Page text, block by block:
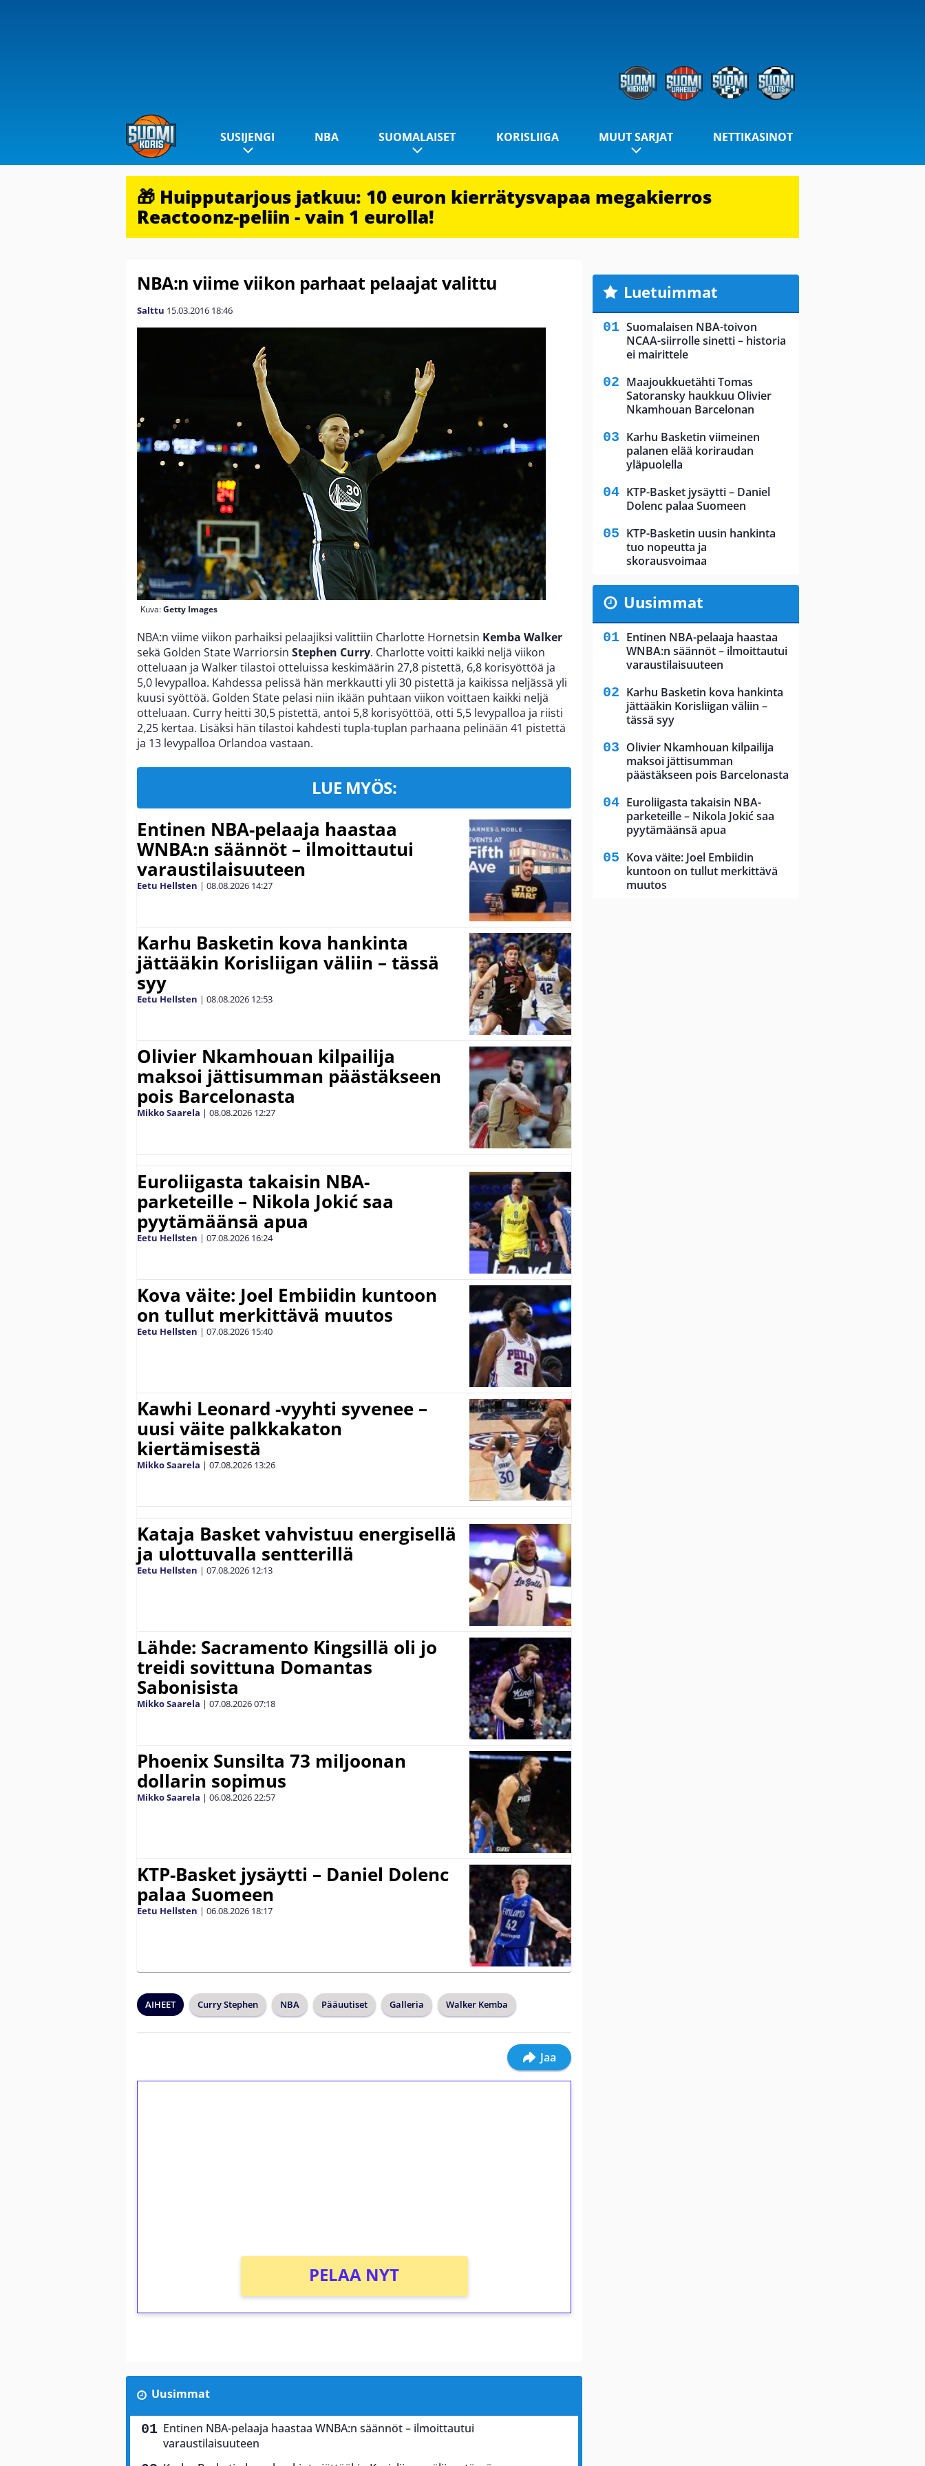
SUSIJENGI NBA SUOMALAISET KORISLIIGA MUUT SARJAT NETTIKASINOT
🎁 Huipputarjous jatkuu: 10 euron kierrätysvapaa megakierros
Reactoonz-peliin - vain 1 eurolla!
NBA:n viime viikon parhaat pelaajat valittu
Salttu 15.03.2016 18:46
Kuva:Getty Images
NBA:n viime viikon parhaiksi pelaajiksi valittiin Charlotte Hornetsin Kemba Walker
sekä Golden State Warriorsin Stephen Curry. Charlotte voitti kaikki neljä viikon
otteluaan ja Walker tilastoi otteluissa keskimäärin 27,8 pistettä, 6,8 korisyöttöä ja
5,0 levypalloa. Kahdessa pelissä hän merkkautti yli 30 pistettä ja kaikissa neljässä yli
kuusi syöttöä. Golden State pelasi niin ikään puhtaan viikon voittaen kaikki neljä
otteluaan. Curry heitti 30,5 pistettä, antoi 5,8 korisyöttöä, otti 5,5 levypalloa ja riisti
2,25 kertaa. Lisäksi hän tilastoi kahdesti tupla-tuplan parhaana pelinään 41 pistettä
ja 13 levypalloa Orlandoa vastaan.
LUE MYÖS:
Entinen NBA-pelaaja haastaa
WNBA:n säännöt – ilmoittautui
varaustilaisuuteen
Eetu Hellsten | 08.08.2026 14:27
Karhu Basketin kova hankinta
jättääkin Korisliigan väliin – tässä
syy
Eetu Hellsten | 08.08.2026 12:53
Olivier Nkamhouan kilpailija
maksoi jättisumman päästäkseen
pois Barcelonasta
Mikko Saarela | 08.08.2026 12:27
Euroliigasta takaisin NBA-
parketeille – Nikola Jokić saa
pyytämäänsä apua
Eetu Hellsten | 07.08.2026 16:24
Kova väite: Joel Embiidin kuntoon
on tullut merkittävä muutos
Eetu Hellsten | 07.08.2026 15:40
Kawhi Leonard -vyyhti syvenee –
uusi väite palkkakaton
kiertämisestä
Mikko Saarela | 07.08.2026 13:26
Kataja Basket vahvistuu energisellä
ja ulottuvalla sentterillä
Eetu Hellsten | 07.08.2026 12:13
Lähde: Sacramento Kingsillä oli jo
treidi sovittuna Domantas
Sabonisista
Mikko Saarela | 07.08.202607:18
Phoenix Sunsilta 73 miljoonan
dollarin sopimus
Mikko Saarela | 06.08.202622:57
KTP-Basket jysäytti – Daniel Dolenc
palaa Suomeen
Eetu Hellsten | 06.08.2026 18:17
AIHEET Curry Stephen NBA Pääuutiset Galleria Walker Kemba
Jaa
PELAA NYT
Uusimmat
Entinen NBA-pelaaja haastaa WNBA:n säännöt – ilmoittautui
varaustilaisuuteen
Luetuimmat
Suomalaisen NBA-toivon
NCAA-siirrolle sinetti – historia
ei mairittele
Maajoukkuetähti Tomas
Satoransky haukkuu Olivier
Nkamhouan Barcelonan
Karhu Basketin viimeinen
palanen elää koriraudan
yläpuolella
KTP-Basket jysäytti – Daniel
Dolenc palaa Suomeen
KTP-Basketin uusin hankinta
tuo nopeutta ja
skorausvoimaa
Uusimmat
Entinen NBA-pelaaja haastaa
WNBA:n säännöt – ilmoittautui
varaustilaisuuteen
Karhu Basketin kova hankinta
jättääkin Korisliigan väliin –
tässä syy
Olivier Nkamhouan kilpailija
maksoi jättisumman
päästäkseen pois Barcelonasta
Euroliigasta takaisin NBA-
parketeille – Nikola Jokić saa
pyytämäänsä apua
Kova väite: Joel Embiidin
kuntoon on tullut merkittävä
muutos